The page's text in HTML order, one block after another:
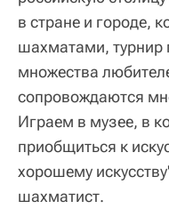
в стране и городе,
шахматами, турнир
множества
сопровождаются
Играем в музее, в
приобщиться к
хорошему
шахматист.